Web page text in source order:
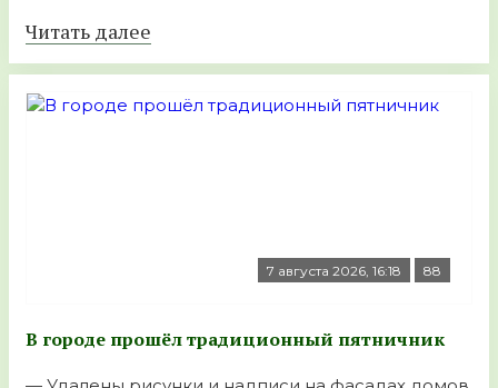
Читать далее
7 августа 2026, 16:18 88
В городе прошёл традиционный пятничник